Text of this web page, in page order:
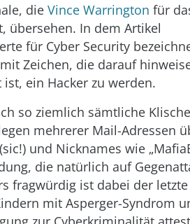
die Vince Warrington für
übersehen. In dem Artikel
für Cyber Security
Zeichen, die darauf
ein Hacker zu werden.
so ziemlich sämtliche
mehrerer Mail-Adressen
(sic!) und Nicknames wie
die natürlich auf
fragwürdig ist dabei der
mit Asperger-Syndrom